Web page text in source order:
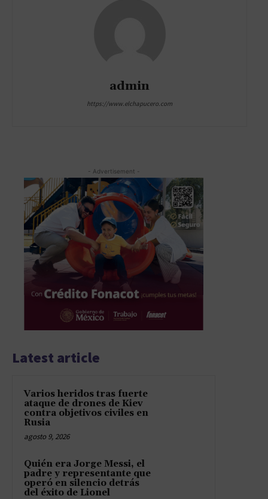
admin
https://www.elchapucero.com
- Advertisement -
Latest article
Varios heridos tras fuerte
ataque de drones de Kiev
contra objetivos civiles en
Rusia
agosto 9, 2026
Quién era Jorge Messi, el
padre y representante que
operó en silencio detrás
del éxito de Lionel